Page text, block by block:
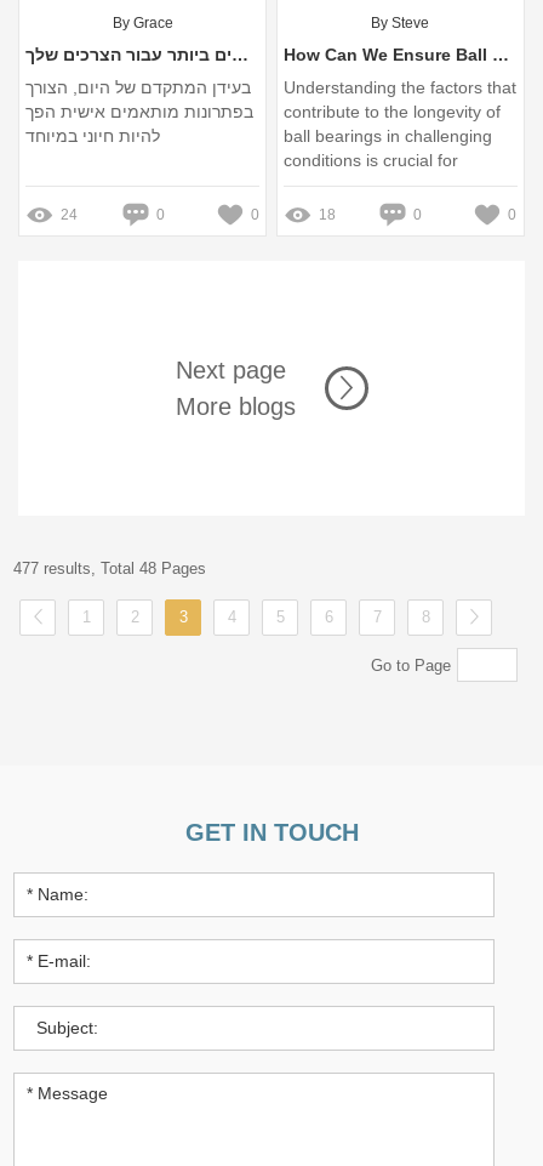
By Grace
יצרן ברגים בהתאמה אישית - הפתרונות המתקדמים ביותר עבור הצרכים שלך!
בעידן המתקדם של היום, הצורך
בפתרונות מותאמים אישית הפך
להיות חיוני במיוחד
24 0 0
By Steve
How Can We Ensure Ball Bearing Longevity in Harsh Environments?
Understanding the factors that
contribute to the longevity of
ball bearings in challenging
conditions is crucial for
maximizing performance and
minimizing downtime
18 0 0
Next page
More blogs
477 results, Total 48 Pages
1 2 3 4 5 6 7 8
Go to Page
GET IN TOUCH